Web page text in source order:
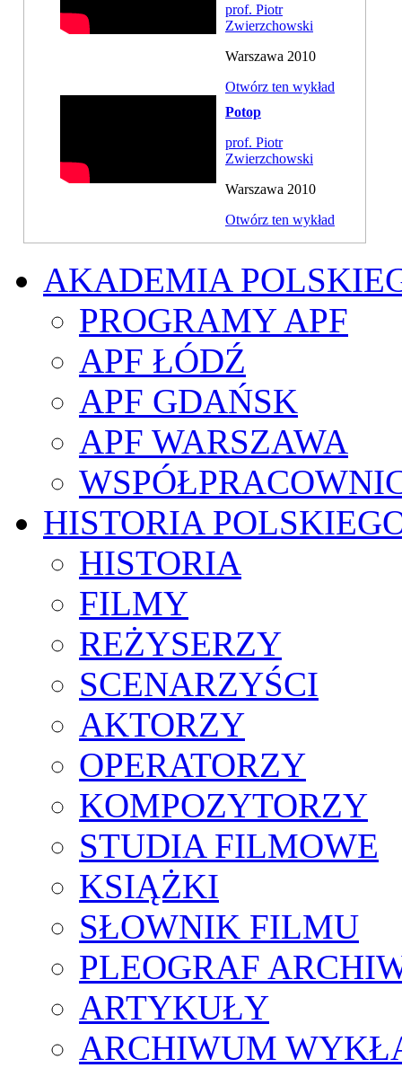
prof. Piotr
Zwierzchowski
Warszawa 2010
Otwórz ten wykład
Potop
prof. Piotr
Zwierzchowski
Warszawa 2010
Otwórz ten wykład
AKADEMIA
PROGRAMY APF
APF ŁÓDŹ
APF GDAŃSK
APF WARSZAWA
HISTORIA
HISTORIA
FILMY
REŻYSERZY
SCENARZYŚCI
AKTORZY
OPERATORZY
KOMPOZYTORZY
STUDIA FILMOWE
KSIĄŻKI
SŁOWNIK FILMU
PLEOGRAF
ARTYKUŁY
ARCHIWUM